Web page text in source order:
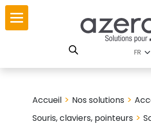
Skip
content
par famille
Accueil > Nos solutions >
Souris, claviers, pointeurs >